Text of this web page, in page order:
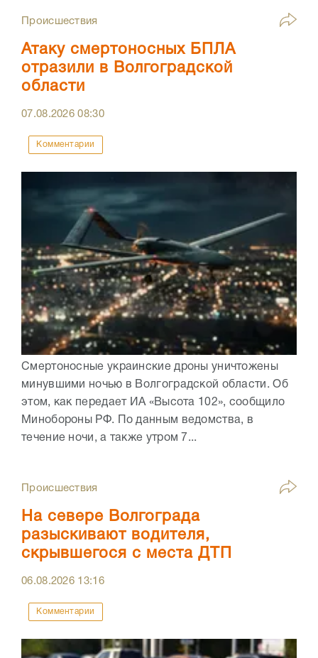
Происшествия
Атаку смертоносных БПЛА
отразили в Волгоградской
области
07.08.202608:30
Комментарии
Смертоносные украинские дроны уничтожены
минувшими ночью в Волгоградской области. Об
этом, как передает ИА «Высота 102», сообщило
Минобороны РФ. По данным ведомства, в
течение ночи, а также утром 7...
Происшествия
На севере Волгограда
разыскивают водителя,
скрывшегося с места ДТП
06.08.2026 13:16
Комментарии